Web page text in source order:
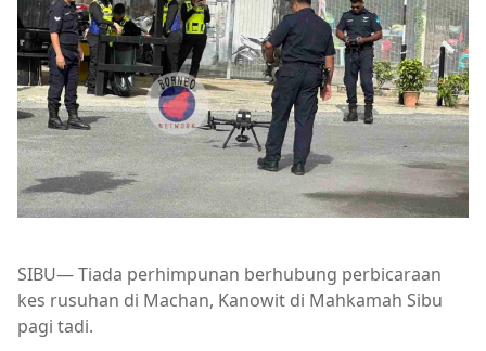
SIBU— Tiada perhimpunan berhubung perbicaraan
kes rusuhan di Machan, Kanowit di Mahkamah Sibu
pagi tadi.